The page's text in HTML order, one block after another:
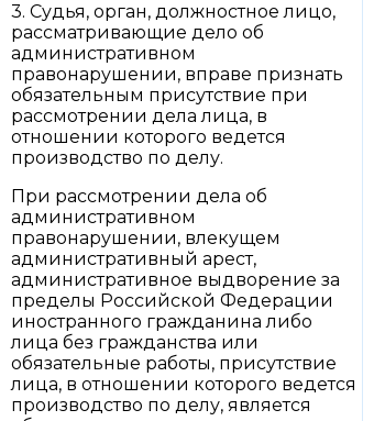
3. Судья, орган, должностное лицо,
рассматривающие дело об
административном
правонарушении, вправе признать
обязательным присутствие при
рассмотрении дела лица, в
отношении которого ведется
производство по делу.
При рассмотрении дела об
административном
правонарушении, влекущем
административный арест,
административное выдворение за
пределы Российской Федерации
иностранного гражданина либо
лица без гражданства или
обязательные работы, присутствие
лица, в отношении которого ведется
производство по делу, является